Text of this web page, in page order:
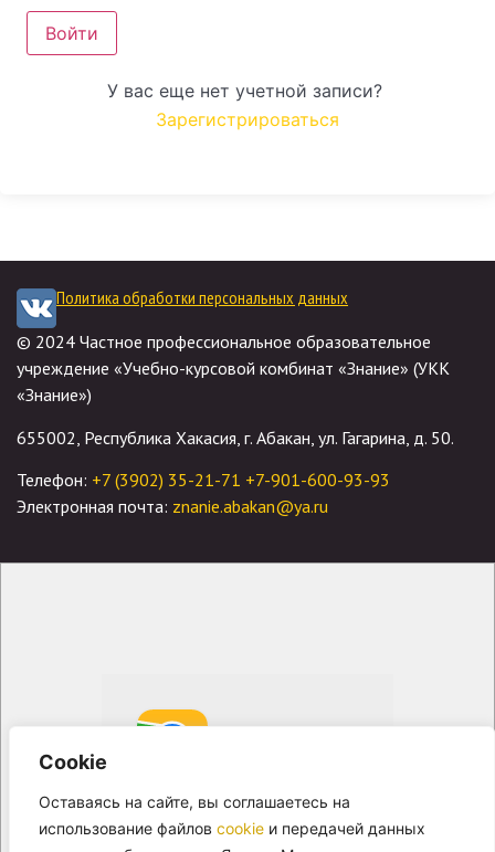
Cookie
Оставаясь на сайте, вы соглашаетесь на
использование файлов cookie и передачей данных
Войти
У вас еще нет учетной записи?
Зарегистрироваться
Политика обработки персональных данных
© 2024 Частное профессиональное образовательное
учреждение «Учебно-курсовой комбинат «Знание» (УКК
«Знание»)
655002, Республика Хакасия, г. Абакан, ул. Гагарина, д. 50.
Телефон: +7 (3902) 35-21-71 +7-901-600-93-93
Электронная почта: znanie.abakan@ya.ru